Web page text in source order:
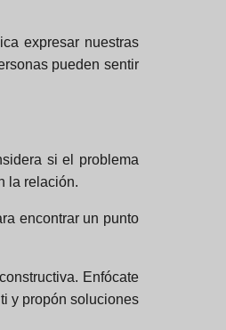
expresar nuestras
pueden sentir
si el problema
la relación.
encontrar un punto
Enfócate
y propón soluciones